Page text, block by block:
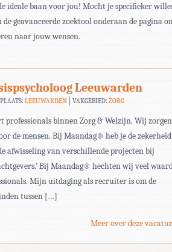
ideale baan voor jou! Mocht je specifieker
geavanceerde zoektool onderaan de pagina
naar jouw wensen.
Leeuwarden
PLAATS: LEEUWARDEN VAKGEBIED:ZORG
professionals binnen Zorg & Welzijn. Wij zorgen
de mensen. Bij Maandag® heb je de zekerheid
afwisseling van verschillende projecten bij
Bij Maandag® hechten wij veel
Mijn uitdaging als recruiter is om de
tussen […]
Meer over deze